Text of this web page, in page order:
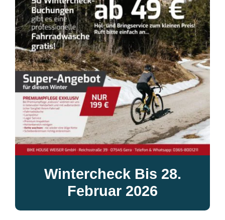
Wintercheck Bis 28.
Februar 2026